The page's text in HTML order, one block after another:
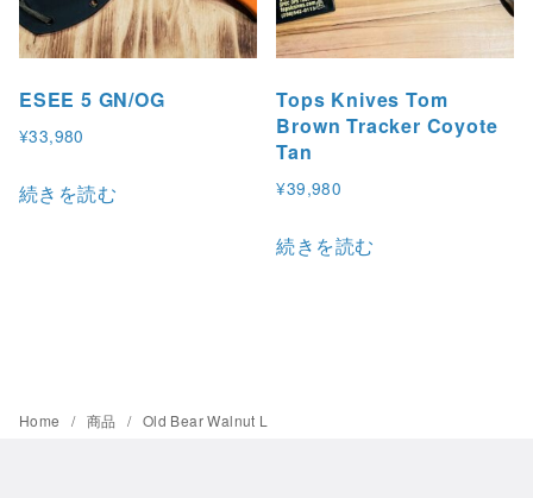
ESEE 5 GN/OG
¥33,980
続きを読む
Tops Knives Tom
Brown Tracker Coyote
Tan
¥39,980
続きを読む
Home 商品 Old Bear Walnut L